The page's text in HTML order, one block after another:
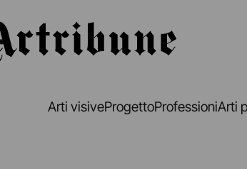
Arti visiveProgettoProfessioniArti